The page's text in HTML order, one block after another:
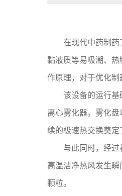
在现代中药制药
黏液质等易吸潮、
作原理，对于优化制
该设备的运行
离心雾化器。雾化
续的极速热交换奠定
与此同时，经
高温洁净热风发生
颗粒。